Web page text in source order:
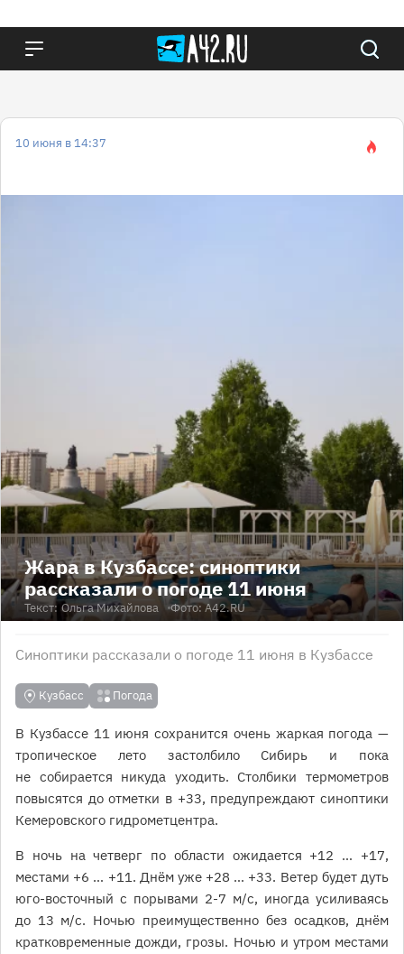
10 июня в 14:37
Жара в Кузбассе: синоптики
рассказали о погоде 11 июня
Текст: Ольга Михайлова Фото: A42.RU
Синоптики рассказали о погоде 11 июня в Кузбассе
Кузбасс Погода
В Кузбассе 11 июня сохранится очень жаркая погода —
тропическое лето застолбило Сибирь и пока
не собирается никуда уходить. Столбики термометров
повысятся до отметки в +33, предупреждают синоптики
Кемеровского гидрометцентра.
В ночь на четверг по области ожидается +12 … +17,
местами +6 … +11. Днём уже +28 … +33. Ветер будет дуть
юго-восточный с порывами 2-7 м/с, иногда усиливаясь
до 13 м/с. Ночью преимущественно без осадков, днём
кратковременные дожди, грозы. Ночью и утром местами